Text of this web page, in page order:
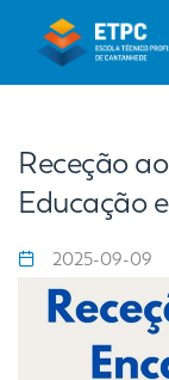
Receção
Educação
2025-09-09